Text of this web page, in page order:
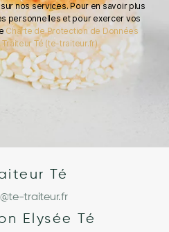
nos services. Pour en savoir plus
personnelles et pour exercer vos
Charte de Protection de Données
Té (te-traiteur.fr)
Té
traiteur.fr
Elysée Té